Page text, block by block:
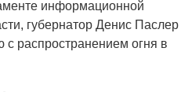
информационной
губернатор Денис Паслер
с распространением огня в